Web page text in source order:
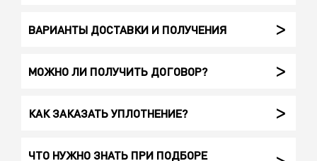
ВАРИАНТЫ ДОСТАВКИ И ПОЛУЧЕНИЯ
МОЖНО ЛИ ПОЛУЧИТЬ ДОГОВОР?
КАК ЗАКАЗАТЬ УПЛОТНЕНИЕ?
ЧТО НУЖНО ЗНАТЬ ПРИ ПОДБОРЕ